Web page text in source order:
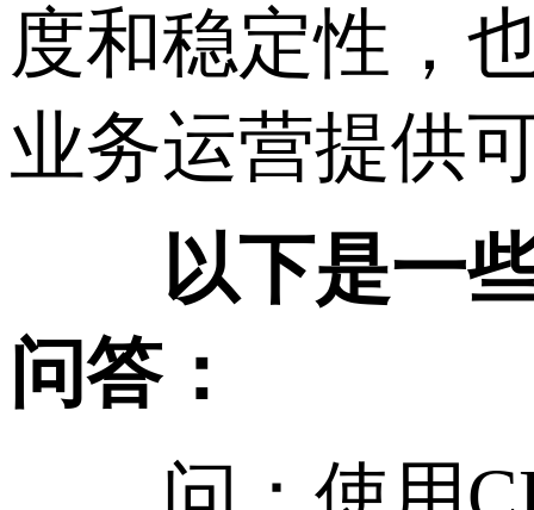
度和稳定性，
业务运营提供
以下是一些
问答：